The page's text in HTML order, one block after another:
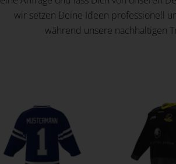
wir setzen Deine Ideen professionell
während unsere nachhaltigen